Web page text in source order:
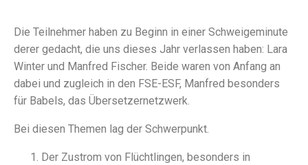
Die Teilnehmer haben zu Beginn in einer Schweigeminute
derer gedacht, die uns dieses Jahr verlassen haben: Lara
Winter und Manfred Fischer. Beide waren von Anfang an
dabei und zugleich in den FSE-ESF, Manfred besonders
für Babels, das Übersetzernetzwerk.
Bei diesen Themen lag der Schwerpunkt.
Der Zustrom von Flüchtlingen, besonders in